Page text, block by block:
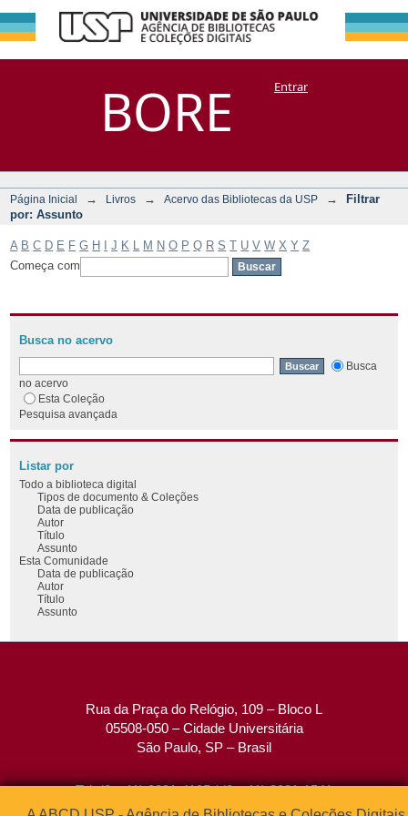
BORE
Filtrar por:
Assunto
DSpace/Manakin + CoriscoEntrar
Página Inicial → Livros → Acervo das Bibliotecas da USP →
Filtrar
por: Assunto
A B C D E F G H J K M N O P Q R S T U V W X Y Z
Começa com
Busca no acervo
Busca
no acervo
Esta Coleção
Pesquisa avançada
Listar por
Todo a biblioteca digital
Tipos de documento & Coleções
Data de publicação
Autor
Título
Assunto
Esta Comunidade
Data de publicação
Autor
Título
Assunto
Rua da Praça do Relógio, 109 – Bloco L
05508-050 – Cidade Universitária
São Paulo, SP – Brasil
Tel: (0xx11) 3091-4195 / (0xx11) 3091-1541
Fax: (0xx11) 3091-1567